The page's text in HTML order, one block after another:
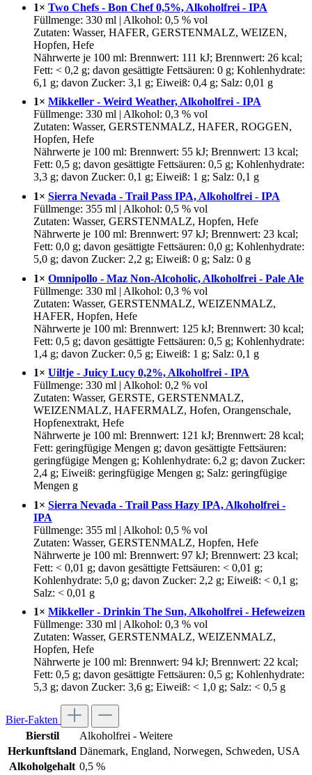
1× Two Chefs - Bon Chef 0,5%, Alkoholfrei - IPA
Füllmenge: 330 ml | Alkohol: 0,5 % vol
Zutaten: Wasser, HAFER, GERSTENMALZ, WEIZEN,
Hopfen, Hefe
Nährwerte je 100 ml: Brennwert: 111 kJ; Brennwert: 26 kcal;
Fett: < 0,2 g; davon gesättigte Fettsäuren: 0 g; Kohlenhydrate:
6,1 g; davon Zucker: 3,1 g; Eiweiß: 0,4 g; Salz: 0,01 g
1× Mikkeller - Weird Weather, Alkoholfrei - IPA
Füllmenge: 330 ml | Alkohol: 0,3 % vol
Zutaten: Wasser, GERSTENMALZ, HAFER, ROGGEN,
Hopfen, Hefe
Nährwerte je 100 ml: Brennwert: 55 kJ; Brennwert: 13 kcal;
Fett: 0,5 g; davon gesättigte Fettsäuren: 0,5 g; Kohlenhydrate:
3,3 g; davon Zucker: 0,1 g; Eiweiß: 1 g; Salz: 0,1 g
1× Sierra Nevada - Trail Pass IPA, Alkoholfrei - IPA
Füllmenge: 355 ml | Alkohol: 0,5 % vol
Zutaten: Wasser, GERSTENMALZ, Hopfen, Hefe
Nährwerte je 100 ml: Brennwert: 97 kJ; Brennwert: 23 kcal;
Fett: 0,0 g; davon gesättigte Fettsäuren: 0,0 g; Kohlenhydrate:
5,0 g; davon Zucker: 2,2 g; Eiweiß: 0 g; Salz: 0 g
1× Omnipollo - Maz Non-Alcoholic, Alkoholfrei - Pale Ale
Füllmenge: 330 ml | Alkohol: 0,3 % vol
Zutaten: Wasser, GERSTENMALZ, WEIZENMALZ,
HAFER, Hopfen, Hefe
Nährwerte je 100 ml: Brennwert: 125 kJ; Brennwert: 30 kcal;
Fett: 0,5 g; davon gesättigte Fettsäuren: 0,5 g; Kohlenhydrate:
1,4 g; davon Zucker: 0,5 g; Eiweiß: 1 g; Salz: 0,1 g
1× Uiltje - Juicy Lucy 0,2%, Alkoholfrei - IPA
Füllmenge: 330 ml | Alkohol: 0,2 % vol
Zutaten: Wasser, GERSTE, GERSTENMALZ,
WEIZENMALZ, HAFERMALZ, Hofen, Orangenschale,
Hopfenextrakt, Hefe
Nährwerte je 100 ml: Brennwert: 121 kJ; Brennwert: 28 kcal;
Fett: geringfügige Mengen g; davon gesättigte Fettsäuren:
geringfügige Mengen g; Kohlenhydrate: 6,2 g; davon Zucker:
2,4 g; Eiweiß: geringfügige Mengen g; Salz: geringfügige
Mengen g
1× Sierra Nevada - Trail Pass Hazy IPA, Alkoholfrei -
IPA
Füllmenge: 355 ml | Alkohol: 0,5 % vol
Zutaten: Wasser, GERSTENMALZ, Hopfen, Hefe
Nährwerte je 100 ml: Brennwert: 97 kJ; Brennwert: 23 kcal;
Fett: < 0,01 g; davon gesättigte Fettsäuren: < 0,01 g;
Kohlenhydrate: 5,0 g; davon Zucker: 2,2 g; Eiweiß: < 0,1 g;
Salz: < 0,01 g
1× Mikkeller - Drinkin The Sun, Alkoholfrei - Hefeweizen
Füllmenge: 330 ml | Alkohol: 0,3 % vol
Zutaten: Wasser, GERSTENMALZ, WEIZENMALZ,
Hopfen, Hefe
Nährwerte je 100 ml: Brennwert: 94 kJ; Brennwert: 22 kcal;
Fett: 0,5 g; davon gesättigte Fettsäuren: 0,5 g; Kohlenhydrate:
5,3 g; davon Zucker: 3,6 g; Eiweiß: < 1,0 g; Salz: < 0,5 g
Bier-Fakten
Bierstil
Alkoholfrei - Weitere
Herkunftsland Dänemark, England, Norwegen, Schweden, USA
Alkoholgehalt 0,5 %